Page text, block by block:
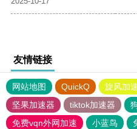
友情链接
网站地图 QuickQ 旋风加
坚果加速器
tiktok加速器
免费vqn外网加速
小蓝鸟